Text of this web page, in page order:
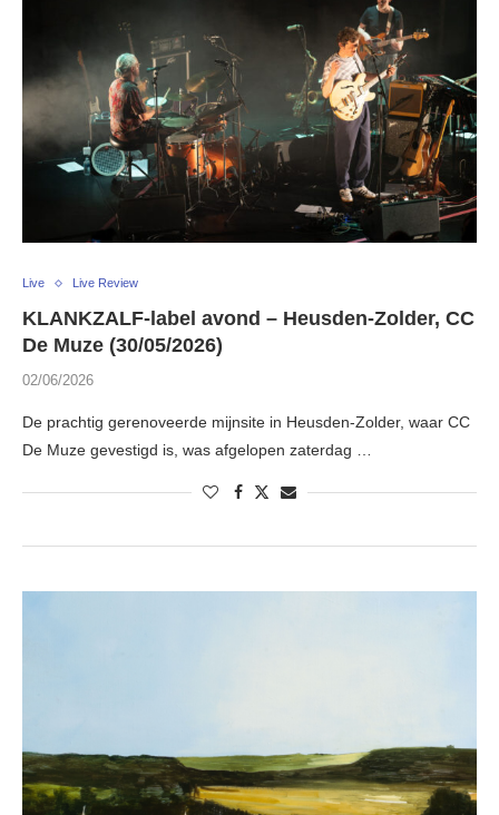
Live Live Review
KLANKZALF-label avond – Heusden-Zolder, CC
De Muze (30/05/2026)
02/06/2026
De prachtig gerenoveerde mijnsite in Heusden-Zolder, waar CC
De Muze gevestigd is, was afgelopen zaterdag …